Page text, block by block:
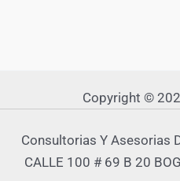
Copyright ©
Consultorias Y Asesorias
CALLE 100 # 69 B 20